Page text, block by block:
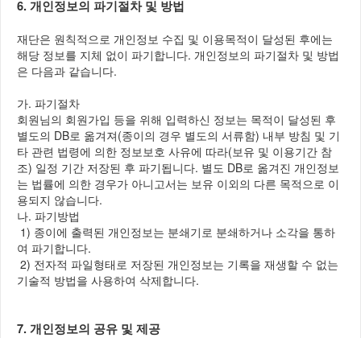
6. 개인정보의 파기절차 및 방법
재단은 원칙적으로 개인정보 수집 및 이용목적이 달성된 후에는
해당 정보를 지체 없이 파기합니다. 개인정보의 파기절차 및 방법
은 다음과 같습니다.
가. 파기절차
회원님의 회원가입 등을 위해 입력하신 정보는 목적이 달성된 후
별도의 DB로 옮겨져(종이의 경우 별도의 서류함) 내부 방침 및 기
타 관련 법령에 의한 정보보호 사유에 따라(보유 및 이용기간 참
조) 일정 기간 저장된 후 파기됩니다. 별도 DB로 옮겨진 개인정보
는 법률에 의한 경우가 아니고서는 보유 이외의 다른 목적으로 이
용되지 않습니다.
나. 파기방법
1) 종이에 출력된 개인정보는 분쇄기로 분쇄하거나 소각을 통하
여 파기합니다.
2) 전자적 파일형태로 저장된 개인정보는 기록을 재생할 수 없는
기술적 방법을 사용하여 삭제합니다.
7. 개인정보의 공유 및 제공